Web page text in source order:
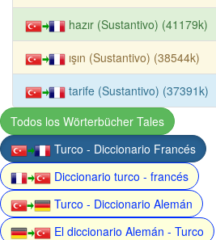
hazır (Sustantivo) (41179k)
ışın (Sustantivo) (38544k)
tarife (Sustantivo) (37391k)
Todos los Wörterbücher Tales
Turco - Diccionario Francés
Diccionario turco - francés
Turco - Diccionario Alemán
El diccionario Alemán - Turco